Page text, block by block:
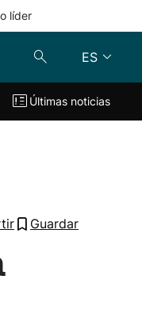
líder
ES
En directo
Últimas noticias
Guardar